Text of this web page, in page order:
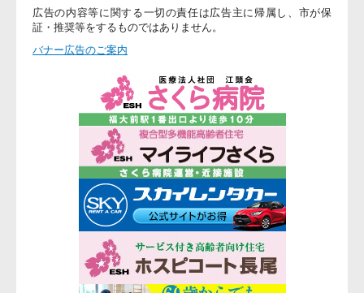
広告の内容等に関する一切の責任は広告主に帰属し、市が保
証・推奨等をするものではありません。
バナー広告のご案内